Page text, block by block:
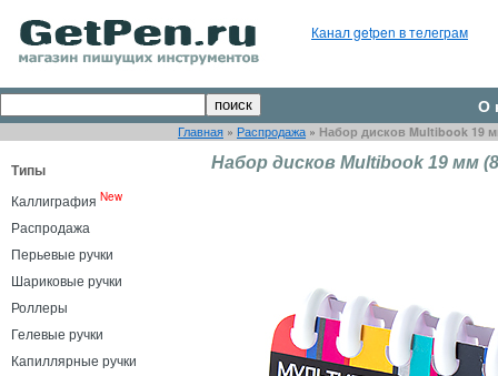
Канал getpen в телеграм
О
Главная » Распродажа » Набор дисков Multibook 19
Типы
Каллиграфия New
Распродажа
Перьевые ручки
Шариковые ручки
Роллеры
Гелевые ручки
Капиллярные ручки
Набор дисков Multibook 19 мм